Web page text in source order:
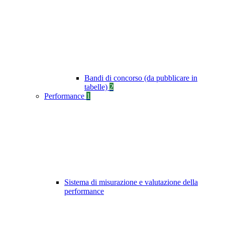
Bandi di concorso (da pubblicare in
tabelle) 2
Performance 1
Sistema di misurazione e valutazione della
performance